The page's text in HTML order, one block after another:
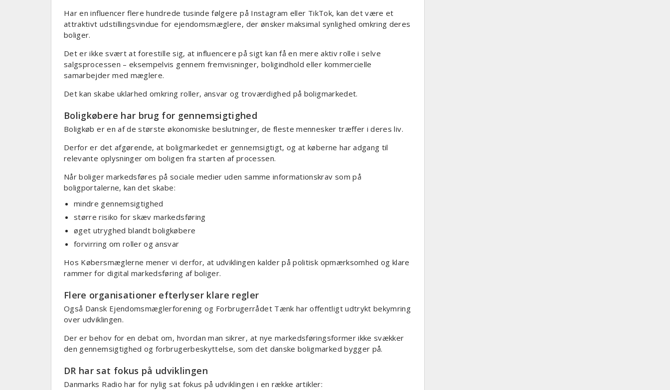
Har en influencer flere hundrede tusinde følgere på Instagram eller TikTok, kan det være et
attraktivt udstillingsvindue for ejendomsmæglere, der ønsker maksimal synlighed omkring deres
boliger.
Det er ikke svært at forestille sig, at influencere på sigt kan få en mere aktiv rolle i selve
salgsprocessen – eksempelvis gennem fremvisninger, boligindhold eller kommercielle
samarbejder med mæglere.
Det kan skabe uklarhed omkring roller, ansvar og troværdighed på boligmarkedet.
Boligkøbere har brug for gennemsigtighed
Boligkøb er en af de største økonomiske beslutninger, de fleste mennesker træffer i deres liv.
Derfor er det afgørende, at boligmarkedet er gennemsigtigt, og at køberne har adgang til
relevante oplysninger om boligen fra starten af processen.
Når boliger markedsføres på sociale medier uden samme informationskrav som på
boligportalerne, kan det skabe:
mindre gennemsigtighed
større risiko for skæv markedsføring
øget utryghed blandt boligkøbere
forvirring om roller og ansvar
Hos Købersmæglerne mener vi derfor, at udviklingen kalder på politisk opmærksomhed og klare
rammer for digital markedsføring af boliger.
Flere organisationer efterlyser klare regler
Også Dansk Ejendomsmæglerforening og Forbrugerrådet Tænk har offentligt udtrykt bekymring
over udviklingen.
Der er behov for en debat om, hvordan man sikrer, at nye markedsføringsformer ikke svækker
den gennemsigtighed og forbrugerbeskyttelse, som det danske boligmarked bygger på.
DR har sat fokus på udviklingen
Danmarks Radio har for nylig sat fokus på udviklingen i en række artikler: